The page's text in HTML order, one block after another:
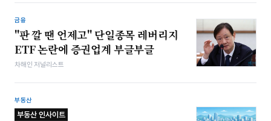
금융
"판 깔 땐 언제고" 단일종목 레버리지
ETF 논란에 증권업계 부글부글
차해인 저널리스트
부동산
부동산 인사이트